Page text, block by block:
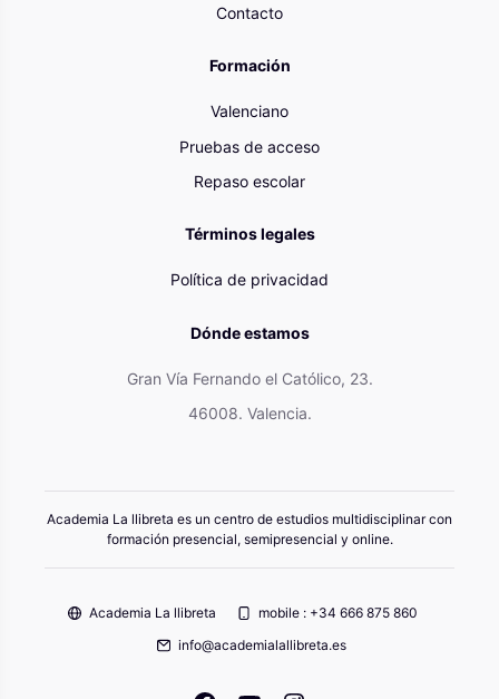
Contacto
Formación
Valenciano
Pruebas de acceso
Repaso escolar
Términos legales
Política de privacidad
Dónde estamos
Gran Vía Fernando el Católico, 23.
46008. Valencia.
Academia La llibreta es un centro de estudios multidisciplinar con
formación presencial, semipresencial y online.
Academia La llibreta
mobile : +34 666 875 860
info@academialallibreta.es